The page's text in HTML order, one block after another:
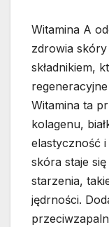
Witamina A
zdrowia
składnikiem,
Witamina ta
kolagenu,
elastyczność
skóra staje
starzenia,
jędrności.